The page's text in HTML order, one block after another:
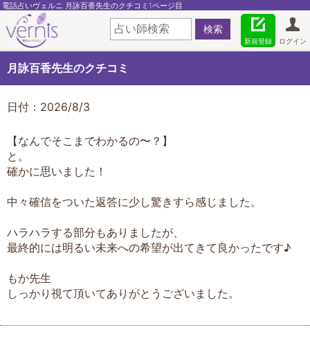
電話占いヴェルニ 月詠百香先生のクチコミ1ページ目
ログイン
新規登録
月詠百香先生のクチコミ
日付：2026/8/3
【なんでそこまでわかるの〜？】
と。
確かに思いました！
中々確信をついた返答に少し驚きすら感じました。
ハラハラする部分もありましたが、
最終的には明るい未来への希望が出てきて良かったです♪
もか先生
しっかり視て頂いてありがとうございました。